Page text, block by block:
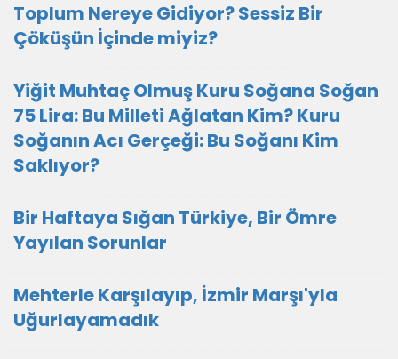
Toplum Nereye Gidiyor? Sessiz Bir
Çöküşün İçinde miyiz?
Yiğit Muhtaç Olmuş Kuru Soğana Soğan
75 Lira: Bu Milleti Ağlatan Kim? Kuru
Soğanın Acı Gerçeği: Bu Soğanı Kim
Saklıyor?
Bir Haftaya Sığan Türkiye, Bir Ömre
Yayılan Sorunlar
Mehterle Karşılayıp, İzmir Marşı'yla
Uğurlayamadık